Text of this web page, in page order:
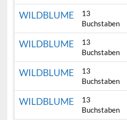
WILDBLUME
13
Buchstaben
WILDBLUME
13
Buchstaben
WILDBLUME
13
Buchstaben
WILDBLUME
13
Buchstaben